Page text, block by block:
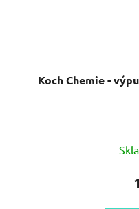
Koch Chemie -